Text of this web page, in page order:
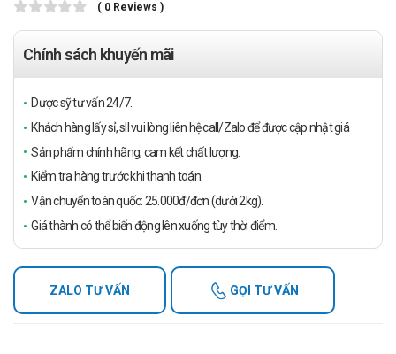
( 0 Reviews )
Chính sách khuyến mãi
Dược sỹ tư vấn 24/7.
Khách hàng lấy sỉ, sll vui lòng liên hệ call/Zalo để được cập nhật giá
Sản phẩm chính hãng, cam kết chất lượng.
Kiểm tra hàng trước khi thanh toán.
Vận chuyển toàn quốc: 25.000đ/đơn (dưới 2kg).
Giá thành có thể biến động lên xuống tùy thời điểm.
ZALO TƯ VẤN GỌI TƯ VẤN